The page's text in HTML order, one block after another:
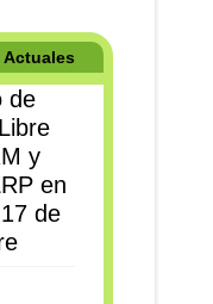
Actuales
de
y
en
de